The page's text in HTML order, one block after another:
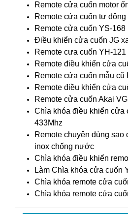
Remote cửa cuốn motor
Remote cửa cuốn tự
Remote cửa cuốn YS-168
Điều khiển cửa cuốn JG
Remote cưa cuốn YH-121
Remote điều khiển cửa
Remote cửa cuốn mẫu cũ
Remote điều khiển cửa
Remote cửa cuốn Akai
Chìa khóa điều khiển cửa
433Mhz
Remote chuyên dùng sao
inox chống nước
Chìa khóa điều khiển
Làm Chìa khóa cửa cuốn
Chìa khóa remote cửa
Chìa khóa remote cửa